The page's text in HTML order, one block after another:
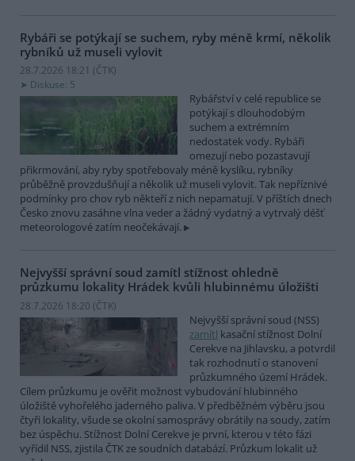
Rybáři se potýkají se suchem, ryby méně krmí, několik
rybníků už museli vylovit
28.7.2026 18:21 (ČTK)
Diskuse: 5
Rybářství v celé republice se
potýkají s dlouhodobým
suchem a extrémním
nedostatek vody. Rybáři
omezují nebo pozastavují
přikrmování, aby ryby spotřebovaly méně kyslíku, rybníky
průběžně provzdušňují a několik už museli vylovit. Tak nepříznivé
podmínky pro chov ryb někteří z nich nepamatují. V příštích dnech
Česko znovu zasáhne vlna veder a žádný vydatný a vytrvalý déšť
meteorologové zatím neočekávají.
Nejvyšší správní soud zamítl stížnost ohledně
průzkumu lokality Hrádek kvůli hlubinnému úložišti
28.7.2026 18:20 (ČTK)
Nejvyšší správní soud (NSS)
zamítl kasační stížnost Dolní
Cerekve na Jihlavsku, a potvrdil
tak rozhodnutí o stanovení
průzkumného území Hrádek.
Cílem průzkumu je ověřit možnost vybudování hlubinného
úložiště vyhořelého jaderného paliva. V předběžném výběru jsou
čtyři lokality, všude se okolní samosprávy obrátily na soudy, zatím
bez úspěchu. Stížnost Dolní Cerekve je první, kterou v této fázi
vyřídil NSS, zjistila ČTK ze soudních databází. Průzkum lokalit už